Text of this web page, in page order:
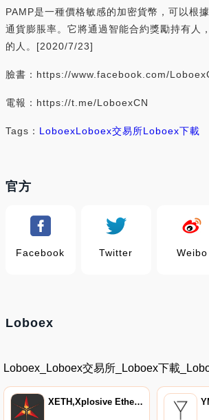
PAMP是一種價格敏感的加密貨幣，可以根
通貨膨脹率。它將通過智能合約獎勵持有人
的人。[2020/7/23]
臉書：https://www.facebook.com/
電報：https://t.me/LoboexCN
Tags： LoboexLoboex交易所Loboex下載
官方
Facebook Twitter Weibo
Loboex
Loboex_Loboex交易所_Loboex下載
XETH,Xplosive Ethereum